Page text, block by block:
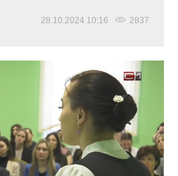
28.10.2024 10:16 2837